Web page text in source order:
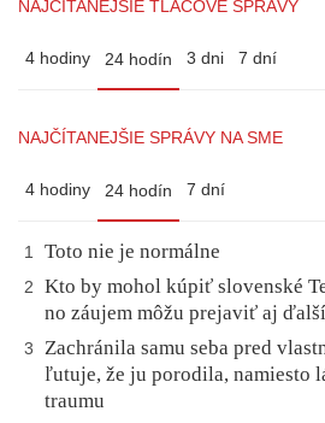
NAJČÍTANEJŠIE TLAČOVÉ SPRÁVY
4 hodiny 24 hodín 3 dni 7 dní
NAJČÍTANEJŠIE SPRÁVY NA SME
4 hodiny 24 hodín 7 dní
1 Toto nie je normálne
2
Kto by mohol kúpiť slovenské
no záujem môžu prejaviť aj ďalší
3
Zachránila samu seba pred
ľutuje, že ju porodila, namiesto
traumu